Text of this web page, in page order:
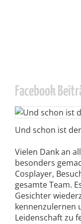
Facebook
Und schon ist
Vielen Dank an
besonders
Cosplayer,
gesamte Team.
Gesichter
kennenzulernen
Leidenschaft zu